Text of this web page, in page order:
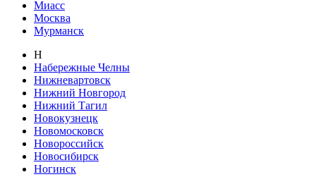
Миасс
Москва
Мурманск
Н
Набережные Челны
Нижневартовск
Нижний Новгород
Нижний Тагил
Новокузнецк
Новомосковск
Новороссийск
Новосибирск
Ногинск